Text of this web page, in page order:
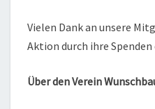
Vielen Dank an unsere
Aktion durch ihre
Über den Verein